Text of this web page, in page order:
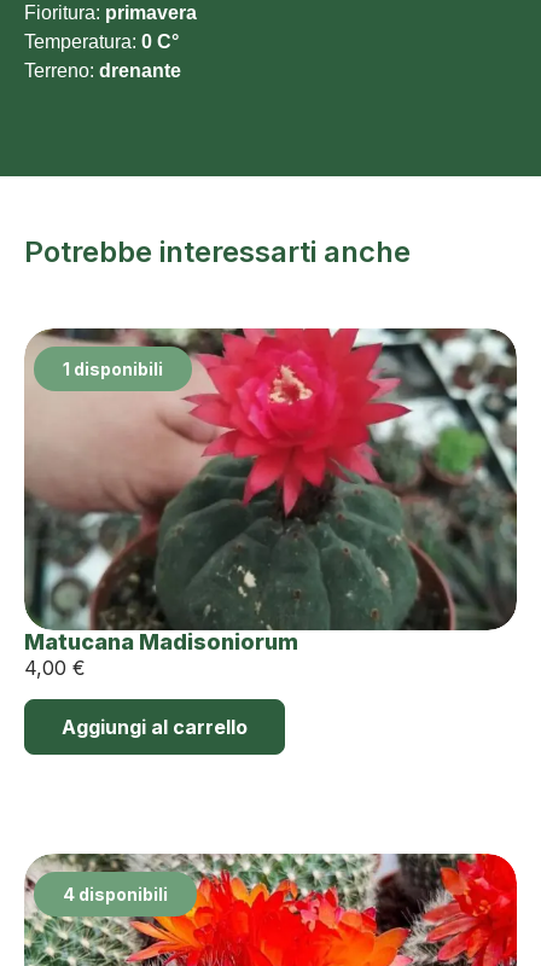
Fioritura: primavera
Temperatura: 0 C°
Terreno: drenante
Potrebbe interessarti anche
1 disponibili
Matucana Madisoniorum
4,00 €
Aggiungi al carrello
4 disponibili